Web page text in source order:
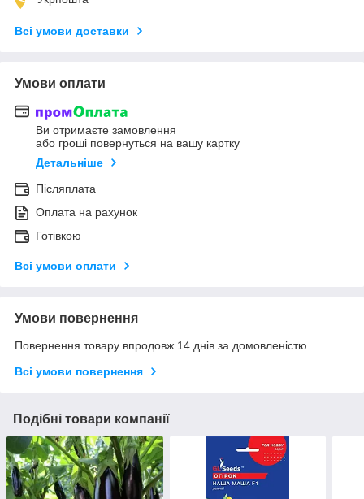
Всі умови доставки
Умови оплати
Ви отримаєте замовлення
або гроші повернуться на вашу картку
Детальніше
Післяплата
Оплата на рахунок
Готівкою
Всі умови оплати
Умови повернення
Повернення товару впродовж 14 днів за домовленістю
Всі умови повернення
Подібні товари компанії